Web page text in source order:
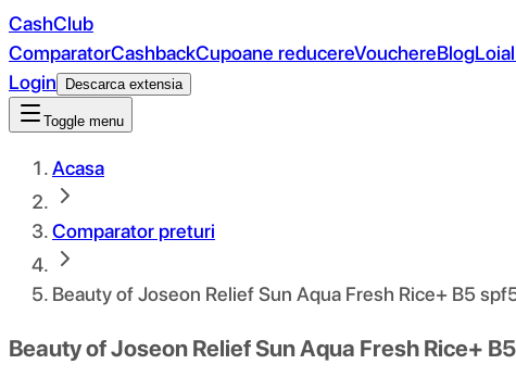
CashClub
ComparatorCashbackCupoane reducereVouchereBlog
Login
Descarca extensia
Toggle menu
Acasa
Comparator preturi
Beauty of Joseon Relief Sun Aqua Fresh Rice+ B5
Beauty of Joseon Relief Sun Aqua Fresh Rice+